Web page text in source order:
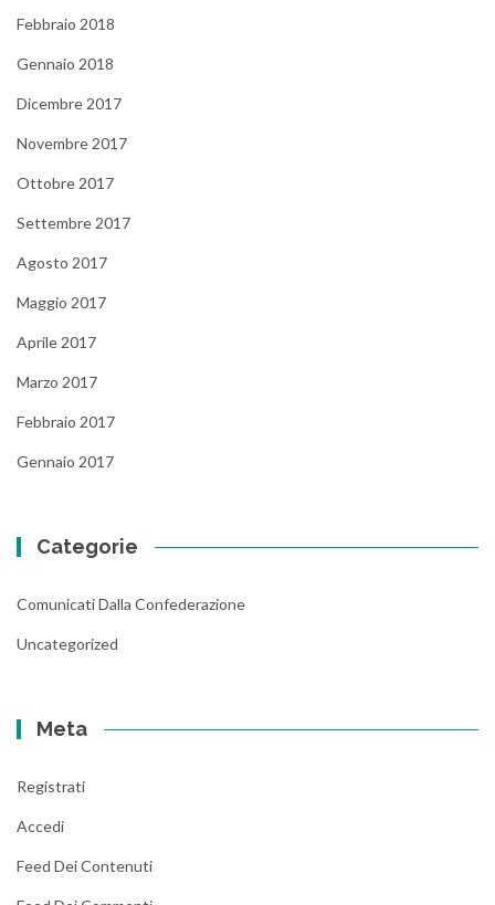
Febbraio 2018
Gennaio 2018
Dicembre 2017
Novembre 2017
Ottobre 2017
Settembre 2017
Agosto 2017
Maggio 2017
Aprile 2017
Marzo 2017
Febbraio 2017
Gennaio 2017
Categorie
Comunicati Dalla Confederazione
Uncategorized
Meta
Registrati
Accedi
Feed Dei Contenuti